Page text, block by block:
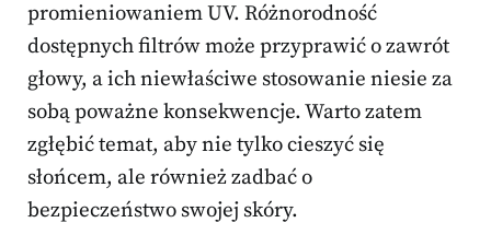
promieniowaniem UV. Różnorodność
dostępnych filtrów może przyprawić o zawrót
głowy, a ich niewłaściwe stosowanie niesie za
sobą poważne konsekwencje. Warto zatem
zgłębić temat, aby nie tylko cieszyć się
słońcem, ale również zadbać o
bezpieczeństwo swojej skóry.